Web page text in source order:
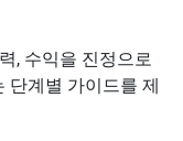
, 수익을 진정으로
단계별 가이드를 제